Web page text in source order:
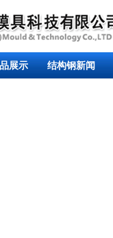
展示 结构钢新闻